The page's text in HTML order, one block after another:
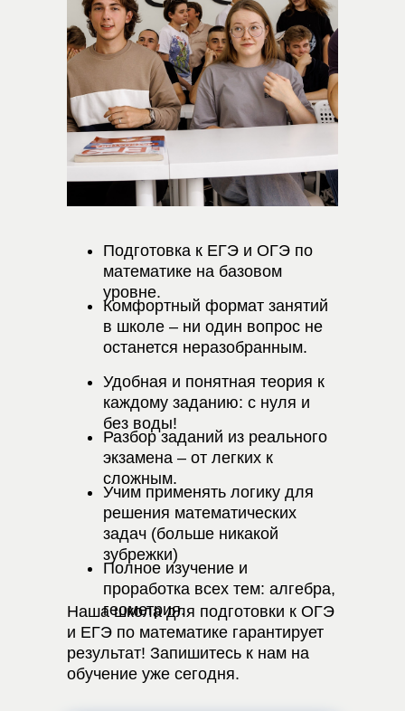
Учим применять логику для
решения математических
задач (больше никакой
зубрежки)
Полное изучение и
проработка всех тем: алгебра,
геометрия.
Наша школа для подготовки к ОГЭ
и ЕГЭ по математике гарантирует
результат! Запишитесь к нам на
обучение уже сегодня.
Разбор заданий из реального
экзамена – от легких к
сложным.
Комфортный формат занятий
в школе – ни один вопрос не
останется неразобранным.
Удобная и понятная теория к
каждому заданию: с нуля и
без воды!
Подготовка к ЕГЭ и ОГЭ по
математике на базовом
уровне.